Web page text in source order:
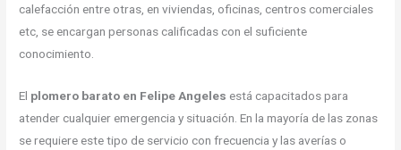
calefacción entre otras, en viviendas, oficinas, centros comerciales
etc, se encargan personas calificadas con el suficiente
conocimiento.
El plomero barato en Felipe Angeles está capacitados para
atender cualquier emergencia y situación. En la mayoría de las zonas
se requiere este tipo de servicio con frecuencia y las averías o